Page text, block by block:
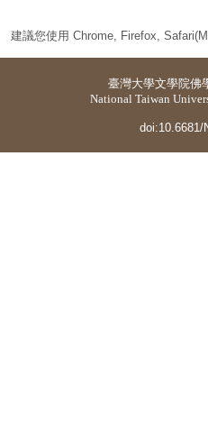
建議您使用 Chrome, Firefox,
臺灣大學文學院佛
National Taiwan
doi:10.6681/